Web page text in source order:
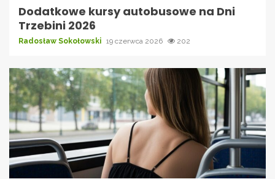
Dodatkowe kursy autobusowe na Dni
Trzebini 2026
Radosław Sokołowski 19 czerwca 2026 202